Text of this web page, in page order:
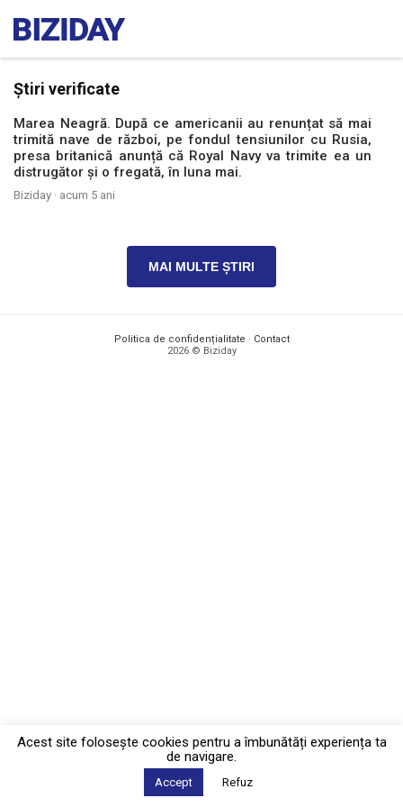
Știri verificate
Marea Neagră. După ce americanii au renunțat să mai
trimită nave de război, pe fondul tensiunilor cu Rusia,
presa britanică anunță că Royal Navy va trimite ea un
distrugător și o fregată, în luna mai.
Biziday · acum 5 ani
MAI MULTE ȘTIRI
Politica de confidențialitate · Contact
2026 © Biziday
Acest site foloseşte cookies pentru a îmbunătăți experiența ta
de navigare.
Accept Refuz